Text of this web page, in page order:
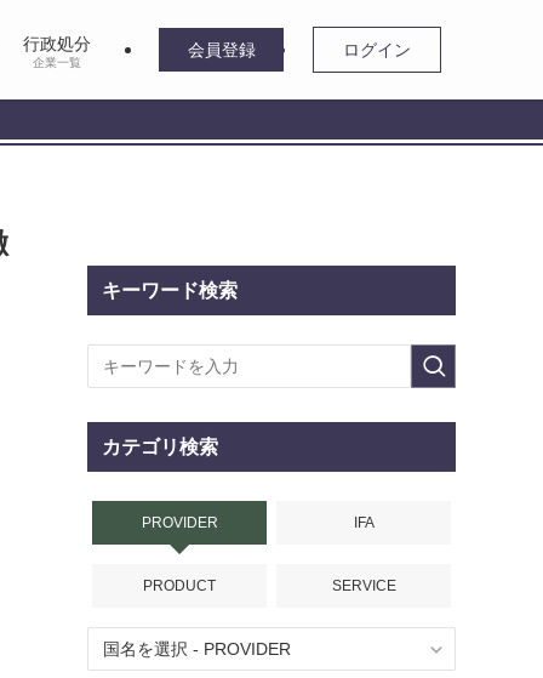
行政処分
企業一覧
会員登録 ログイン
キーワード検索
カテゴリ検索
PROVIDER IFA
PRODUCT SERVICE